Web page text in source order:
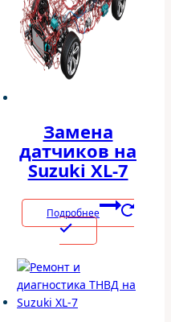
Замена
датчиков на
Suzuki XL-7
Подробнее